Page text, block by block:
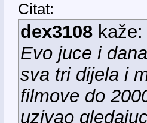
Citat:
dex3108
Evo juce i
sva tri dijela i
filmove do
uzivao